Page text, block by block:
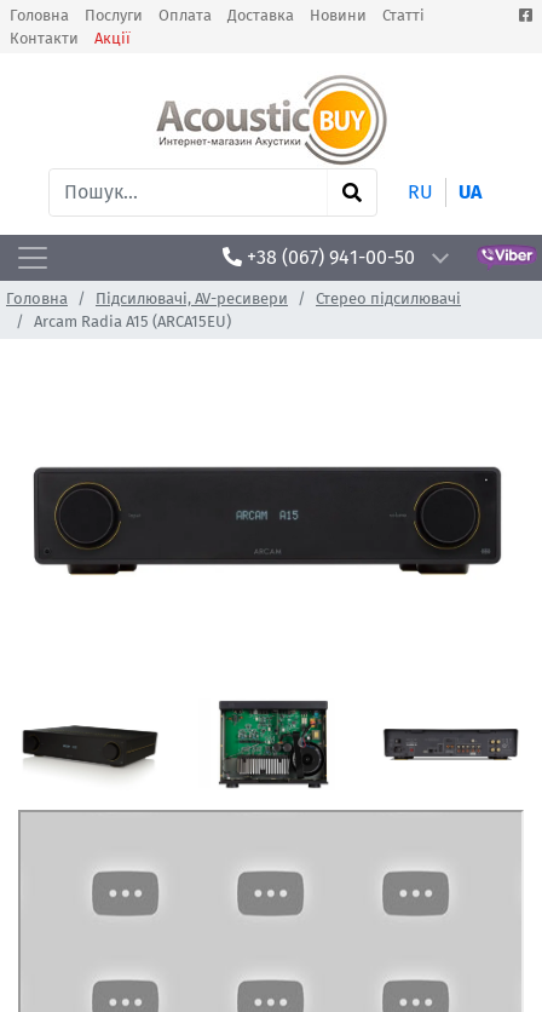
Головна Послуги Оплата Доставка Новини
Статті
Контакти
Акції
RU UA
+38 (067) 941-00-50
Головна Підсилювачі, AV-ресивери
Стерео підсилювачі
Arcam Radia A15 (ARCA15EU)